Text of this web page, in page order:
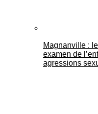
Magnanville :
examen de
agressions